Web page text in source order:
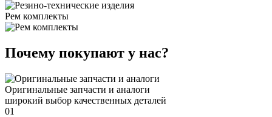
Рем комплекты
Почему покупают у нас?
Оригинальные запчасти и аналоги
широкий выбор качественных деталей
01